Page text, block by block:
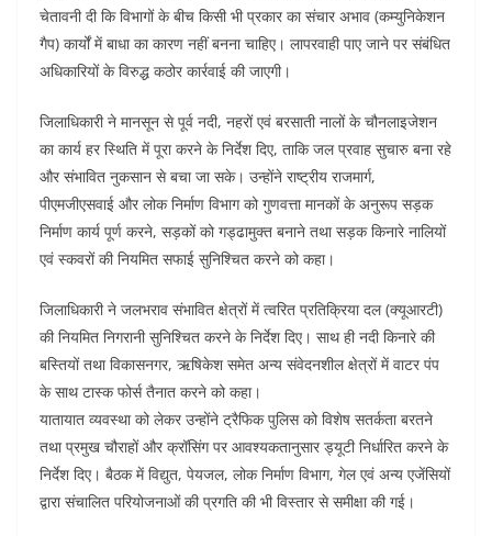
चेतावनी दी कि विभागों के बीच किसी भी प्रकार का संचार अभाव (कम्युनिकेशन
गैप) कार्यों में बाधा का कारण नहीं बनना चाहिए। लापरवाही पाए जाने पर संबंधित
अधिकारियों के विरुद्ध कठोर कार्रवाई की जाएगी।
जिलाधिकारी ने मानसून से पूर्व नदी, नहरों एवं बरसाती नालों के चौनलाइजेशन
का कार्य हर स्थिति में पूरा करने के निर्देश दिए, ताकि जल प्रवाह सुचारु बना रहे
और संभावित नुकसान से बचा जा सके। उन्होंने राष्ट्रीय राजमार्ग,
पीएमजीएसवाई और लोक निर्माण विभाग को गुणवत्ता मानकों के अनुरूप सड़क
निर्माण कार्य पूर्ण करने, सड़कों को गड्ढामुक्त बनाने तथा सड़क किनारे नालियों
एवं स्कवरों की नियमित सफाई सुनिश्चित करने को कहा।
जिलाधिकारी ने जलभराव संभावित क्षेत्रों में त्वरित प्रतिक्रिया दल (क्यूआरटी)
की नियमित निगरानी सुनिश्चित करने के निर्देश दिए। साथ ही नदी किनारे की
बस्तियों तथा विकासनगर, ऋषिकेश समेत अन्य संवेदनशील क्षेत्रों में वाटर पंप
के साथ टास्क फोर्स तैनात करने को कहा।
यातायात व्यवस्था को लेकर उन्होंने ट्रैफिक पुलिस को विशेष सतर्कता बरतने
तथा प्रमुख चौराहों और क्रॉसिंग पर आवश्यकतानुसार ड्यूटी निर्धारित करने के
निर्देश दिए। बैठक में विद्युत, पेयजल, लोक निर्माण विभाग, गेल एवं अन्य एजेंसियों
द्वारा संचालित परियोजनाओं की प्रगति की भी विस्तार से समीक्षा की गई।